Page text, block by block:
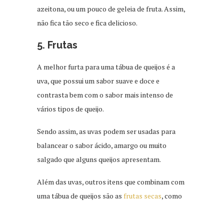
azeitona, ou um pouco de geleia de fruta. Assim,
não fica tão seco e fica delicioso.
5. Frutas
A melhor furta para uma tábua de queijos é a
uva, que possui um sabor suave e doce e
contrasta bem com o sabor mais intenso de
vários tipos de queijo.
Sendo assim, as uvas podem ser usadas para
balancear o sabor ácido, amargo ou muito
salgado que alguns queijos apresentam.
Além das uvas, outros itens que combinam com
uma tábua de queijos são as frutas secas, como